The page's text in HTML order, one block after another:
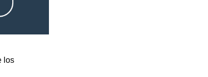
los